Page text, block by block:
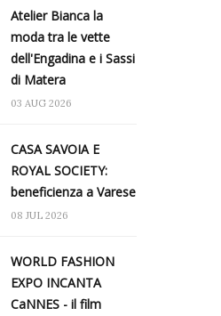
Atelier Bianca​ la
moda tra le vette
dell'Engadina e i Sassi
di Matera
03 AUG 2026
CASA SAVOIA E
ROYAL SOCIETY:
beneficienza a Varese
08 JUL 2026
WORLD FASHION
EXPO INCANTA
CaNNES - il film